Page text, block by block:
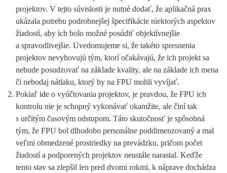
projektov. V tejto súvislosti je nutné dodať, že aplikačná prax
ukázala potrebu podrobnejšej špecifikácie niektorých aspektov
žiadostí, aby ich bolo možné posúdiť objektívnejšie
a spravodlivejšie. Uvedomujeme si, že takéto spresnenia
projektov nevyhovujú tým, ktorí očakávajú, že ich projekt sa
nebude posudzovať na základe kvality, ale na základe ich mena
či nebodaj nátlaku, ktorý by na FPU mohli vyvíjať.
Pokiaľ ide o vyúčtovania projektov, je pravdou, že FPU ich
kontrolu nie je schopný vykonávať okamžite, ale činí tak
s určitým časovým odstupom. Táto skutočnosť je spôsobná
tým, že FPU bol dlhodobo personálne poddimenzovaný a mal
veľmi obmedzené prostriedky na prevádzku, pričom počet
žiadostí a podporených projektov neustále narastal. Keďže
tento stav sa zlepšil len pred dvomi rokmi, k náprave dochádza